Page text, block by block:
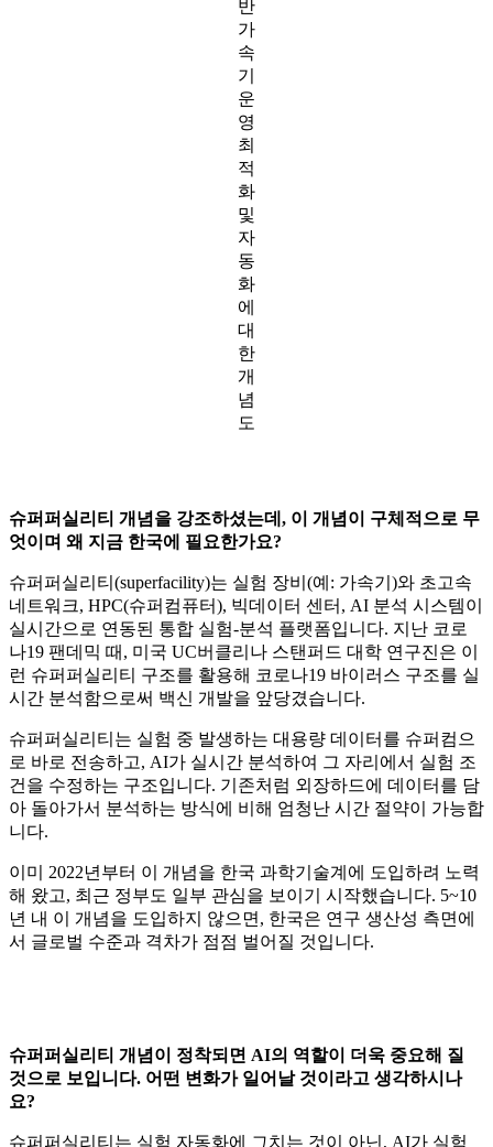
반
가
속
기
운
영
최
적
화
및
자
동
화
에
대
한
개
념
도
슈퍼퍼실리티 개념을 강조하셨는데, 이 개념이 구체적으로 무
엇이며 왜 지금 한국에 필요한가요?
슈퍼퍼실리티(superfacility)는 실험 장비(예: 가속기)와 초고속
네트워크, HPC(슈퍼컴퓨터), 빅데이터 센터, AI 분석 시스템이
실시간으로 연동된 통합 실험-분석 플랫폼입니다. 지난 코로
나19 팬데믹 때, 미국 UC버클리나 스탠퍼드 대학 연구진은 이
런 슈퍼퍼실리티 구조를 활용해 코로나19 바이러스 구조를 실
시간 분석함으로써 백신 개발을 앞당겼습니다.
슈퍼퍼실리티는 실험 중 발생하는 대용량 데이터를 슈퍼컴으
로 바로 전송하고, AI가 실시간 분석하여 그 자리에서 실험 조
건을 수정하는 구조입니다. 기존처럼 외장하드에 데이터를 담
아 돌아가서 분석하는 방식에 비해 엄청난 시간 절약이 가능합
니다.
이미 2022년부터 이 개념을 한국 과학기술계에 도입하려 노력
해 왔고, 최근 정부도 일부 관심을 보이기 시작했습니다. 5~10
년 내 이 개념을 도입하지 않으면, 한국은 연구 생산성 측면에
서 글로벌 수준과 격차가 점점 벌어질 것입니다.
슈퍼퍼실리티 개념이 정착되면 AI의 역할이 더욱 중요해 질
것으로 보입니다. 어떤 변화가 일어날 것이라고 생각하시나
요?
슈퍼퍼실리티는 실험 자동화에 그치는 것이 아닌, AI가 실험